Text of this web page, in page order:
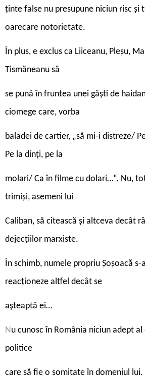
ținte false nu presupune niciun risc și
oarecare notorietate.
În plus, e exclus ca Liiceanu, Pleșu,
Tismăneanu să
se pună în fruntea unei găști de
ciomege care, vorba
baladei de cartier, „să mi-i distreze/
Pe la dinți, pe la
molari/ Ca în filme cu dolari…“. Nu,
trimiși, asemeni lui
Caliban, să citească și altceva decât
dejecțiilor marxiste.
În schimb, numele propriu Șoșoacă s-
reacționeze altfel decât se
așteaptă ei…
N u cunosc în România niciun adept
politice
care să fie o somitate în domeniul lui.